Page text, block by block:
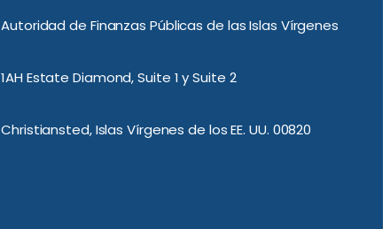
Autoridad de Finanzas Públicas de las Islas Vírgenes
1AH Estate Diamond, Suite 1 y Suite 2
Christiansted, Islas Vírgenes de los EE. UU. 00820